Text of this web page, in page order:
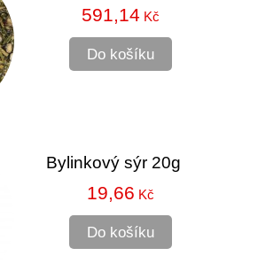
591,14 Kč
Do košíku
Bylinkový sýr 20g
19,66 Kč
Do košíku